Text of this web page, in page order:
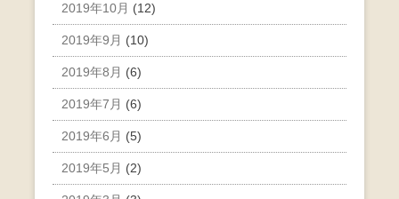
2019年10月 (12)
2019年9月 (10)
2019年8月 (6)
2019年7月 (6)
2019年6月 (5)
2019年5月 (2)